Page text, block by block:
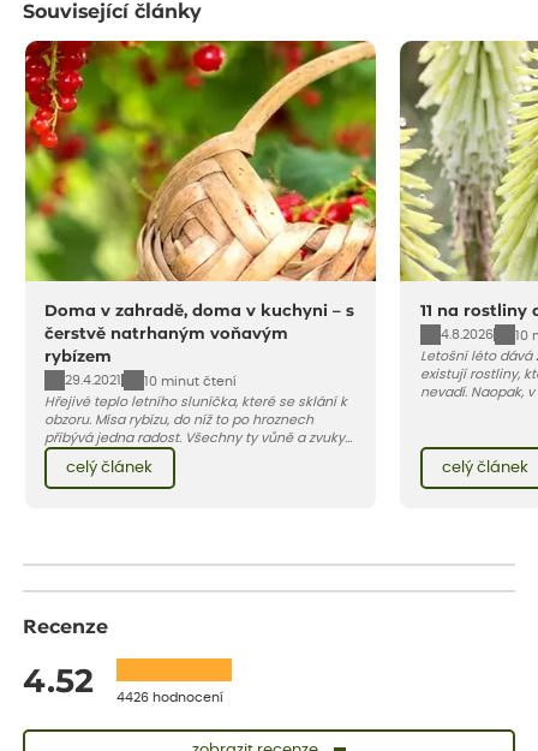
Související články
Doma v zahradě, doma v kuchyni – s
čerstvě natrhaným voňavým
rybízem
29.4.2021
10 minut čtení
Hřejivé teplo letního sluníčka, které se sklání k
obzoru. Mísa rybízu, do níž to po hroznech
přibývá jedna radost. Všechny ty vůně a zvuky
červencové zahrady. Sklizeň rybízu do kuchyně
vnese neuvěřitelný klid a radost. A taky trochu
bezstarostnosti dětství při mlsání babiččina
celý článek
11 na rostliny
4.8.2026
10
Letošní léto dává
existují rostliny,
nevadí. Naopak,
horké a suché
Pojďme se
celý článek
Recenze
4.52 4426 hodnocení